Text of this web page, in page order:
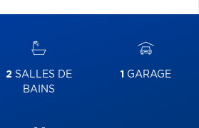
2 SALLES DE
BAINS
1 GARAGE